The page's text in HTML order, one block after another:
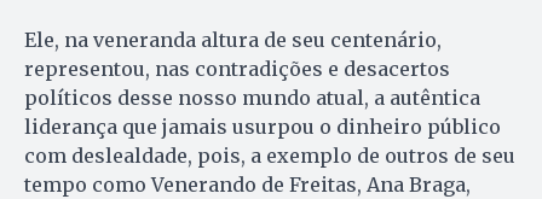
Ele, na veneranda altura de seu centenário,
representou, nas contradições e desacertos
políticos desse nosso mundo atual, a autêntica
liderança que jamais usurpou o dinheiro público
com deslealdade, pois, a exemplo de outros de seu
tempo como Venerando de Freitas, Ana Braga,